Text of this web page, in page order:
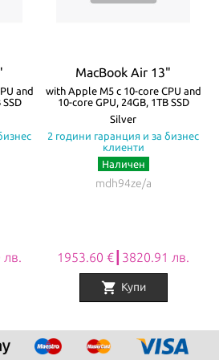
Air издържа до 18 часа с едно
отNovMak.comимат
гаранция и подлежат на гаранционно
Service Provider (официални
and
лв.
MacBook Air 13"
with Apple M5 с 10-core CPU and
10-core GPU, 24GB, 1TB SSD
Silver
2 години гаранция и за бизнес
клиенти
Наличен
mdh94ze/a
1953.60 €┃3820.91 лв.
shopping_cart Купи